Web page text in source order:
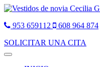
953 659112
608 964 874
SOLICITAR UNA CITA
Toggle
navigation